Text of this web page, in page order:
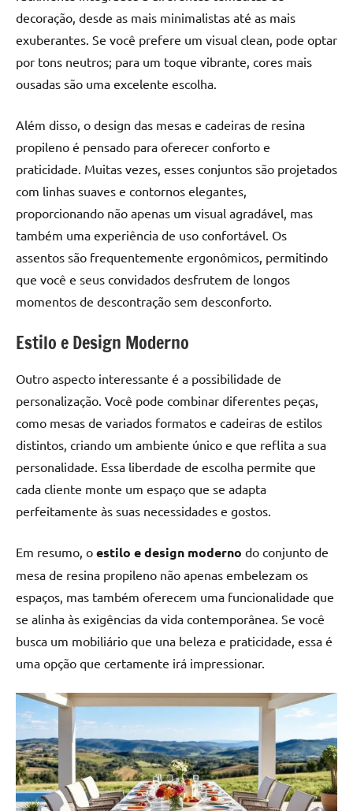
decoração, desde as mais minimalistas até as mais
exuberantes. Se você prefere um visual clean, pode optar
por tons neutros; para um toque vibrante, cores mais
ousadas são uma excelente escolha.
Além disso, o design das mesas e cadeiras de resina
propileno é pensado para oferecer conforto e
praticidade. Muitas vezes, esses conjuntos são projetados
com linhas suaves e contornos elegantes,
proporcionando não apenas um visual agradável, mas
também uma experiência de uso confortável. Os
assentos são frequentemente ergonômicos, permitindo
que você e seus convidados desfrutem de longos
momentos de descontração sem desconforto.
Estilo e Design Moderno
Outro aspecto interessante é a possibilidade de
personalização. Você pode combinar diferentes peças,
como mesas de variados formatos e cadeiras de estilos
distintos, criando um ambiente único e que reflita a sua
personalidade. Essa liberdade de escolha permite que
cada cliente monte um espaço que se adapta
perfeitamente às suas necessidades e gostos.
Em resumo, o estilo e design moderno do conjunto de
mesa de resina propileno não apenas embelezam os
espaços, mas também oferecem uma funcionalidade que
se alinha às exigências da vida contemporânea. Se você
busca um mobiliário que una beleza e praticidade, essa é
uma opção que certamente irá impressionar.